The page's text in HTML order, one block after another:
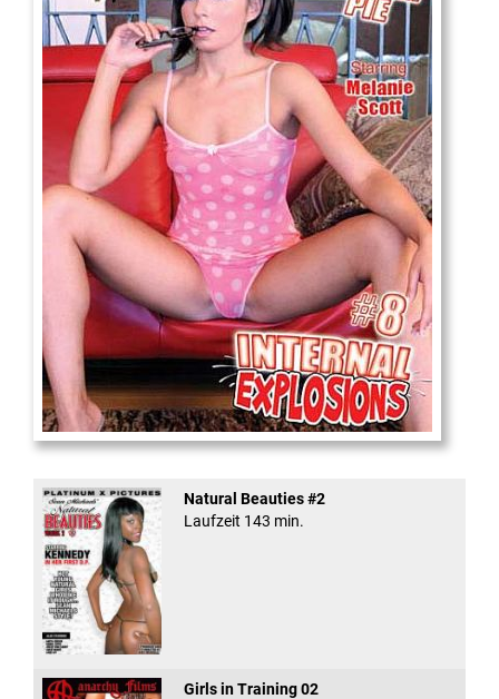
Internal Explosionen
Natural Beauties #2
Laufzeit 143 min.
Girls in Training 02